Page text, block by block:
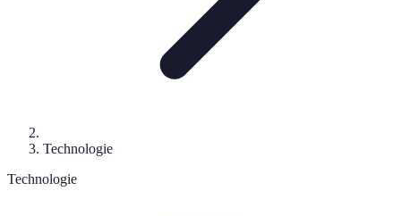
Technologie
Technologie